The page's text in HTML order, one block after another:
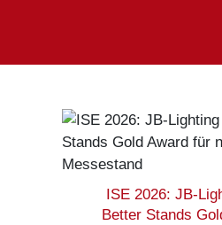
ISE 2026: JB-
Better Stands